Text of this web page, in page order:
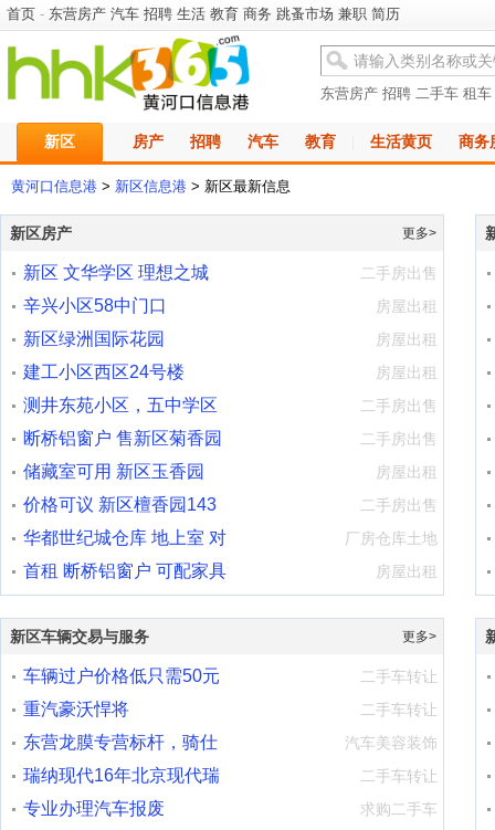
首页 - 东营房产 汽车 招聘 生活 教育 商务 跳蚤市场 兼职 简历
东营房产 招聘 二手车 租车
新区 房产 招聘 汽车 教育 生活黄页 商务
黄河口信息港 > 新区信息港 > 新区最新信息
新区房产 更多>
新区 文华学区 理想之城 二手房出售
辛兴小区58中门口 房屋出租
新区绿洲国际花园 房屋出租
建工小区西区24号楼 房屋出租
测井东苑小区，五中学区
房，
二手房出售
断桥铝窗户 售新区菊香园
143平2楼+
二手房出售
储藏室可用 新区玉香园
163平中层精
房屋出租
价格可议 新区檀香园143
平低层2个
二手房出售
华都世纪城仓库 地上室 对
外出售
厂房仓库土地
首租 断桥铝窗户 可配家具
房屋出租
名
新区车辆交易与服务 更多>
车辆过户价格低只需50元 二手车转让
重汽豪沃悍将 二手车转让
东营龙膜专营标杆，骑仕
膜工坊，均
汽车美容装饰
瑞纳现代16年北京现代瑞
纳
二手车转让
专业办理汽车报废 求购二手车